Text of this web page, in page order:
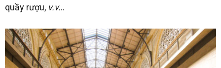
quầy rượu, v.v...